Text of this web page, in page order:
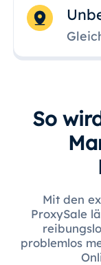
So
Mit den
ProxySale
problemlos